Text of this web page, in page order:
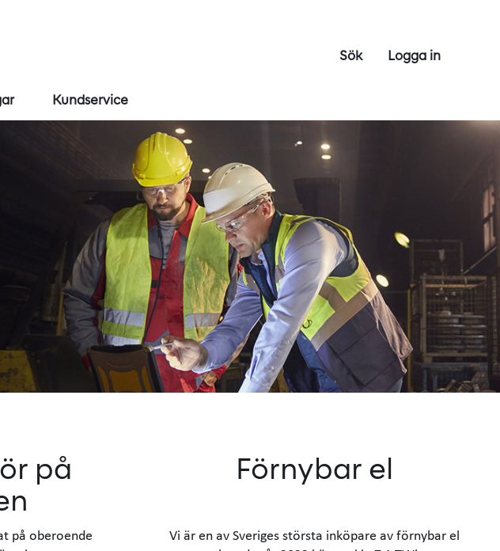
Sök Logga in
Kundservice
på
på oberoende
Förnybar el
Vi är en av Sveriges största inköpare av förnybar el